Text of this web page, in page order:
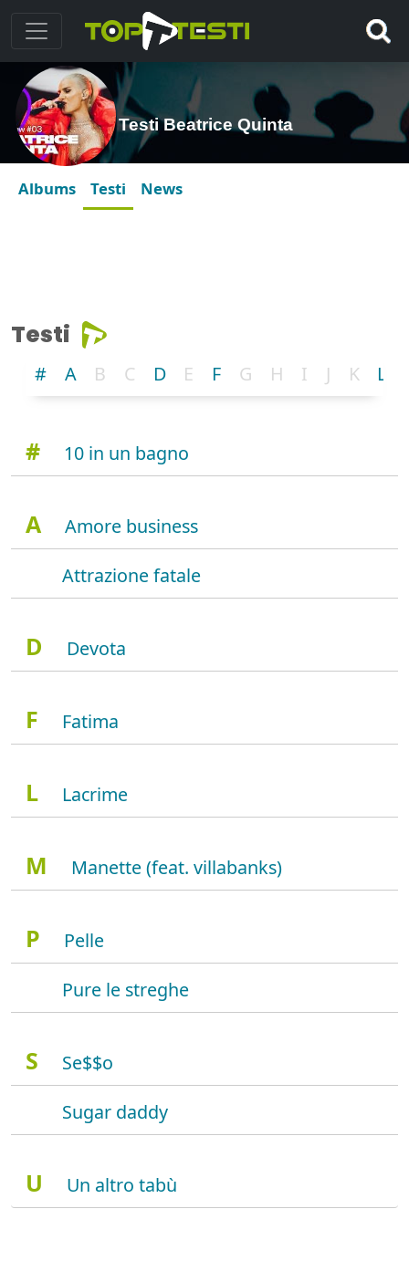
Testi Beatrice Quinta
Albums Testi News
Testi
# A B C D E F G H I J K L
# 10 in un bagno
A
Amore business
Attrazione fatale
D Devota
F Fatima
L Lacrime
M Manette (feat. villabanks)
P
Pelle
Pure le streghe
S
Se$$o
Sugar daddy
U Un altro tabù